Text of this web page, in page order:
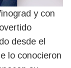
y con
desde el
lo conocieron